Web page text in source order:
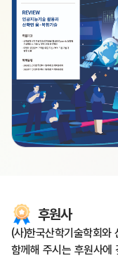
후원사
(사)한국산학기술학회와
함께해 주시는 후원사에